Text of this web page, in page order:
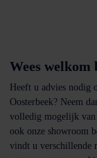
Wees
Heeft u advies nodig
Oosterbeek? Neem
volledig mogelijk van
ook onze showroom
vindt u verschillende